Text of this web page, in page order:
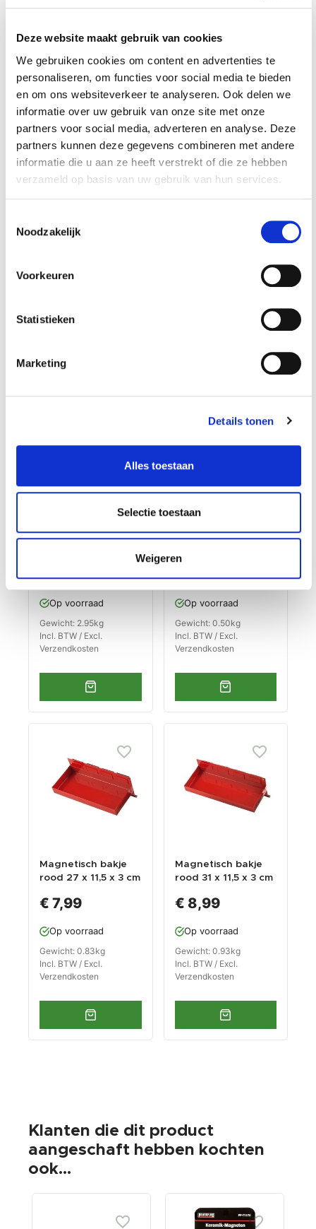
Deze website maakt gebruik van cookies
We gebruiken cookies om content en advertenties te
personaliseren, om functies voor social media te bieden
en om ons websiteverkeer te analyseren. Ook delen we
informatie over uw gebruik van onze site met onze
partners voor social media, adverteren en analyse. Deze
partners kunnen deze gegevens combineren met andere
informatie die u aan ze heeft verstrekt of die ze hebben
verzameld op basis van uw gebruik van hun services.
Noodzakelijk
Voorkeuren
Statistieken
Marketing
Details tonen
Alles toestaan
Selectie toestaan
Weigeren
spuitbussen
Op voorraad
Verzendkosten
houder rood voor 3
Set van 4
€ 24,90
Op voorraad
Gewicht: 2.95kg
Incl. BTW / Excl.
Verzendkosten
Magnetisch bakje
€ 4,50
Op voorraad
Gewicht: 0.50kg
Incl. BTW / Excl.
Verzendkosten
Magnetisch bakje
rood 27 x 11,5 x 3 cm
€ 7,99
Op voorraad
Gewicht: 0.83kg
Incl. BTW / Excl.
Verzendkosten
Magnetisch bakje
rood 31 x 11,5 x 3 cm
€ 8,99
Op voorraad
Gewicht: 0.93kg
Incl. BTW / Excl.
Verzendkosten
Klanten die dit product
aangeschaft hebben kochten
ook...